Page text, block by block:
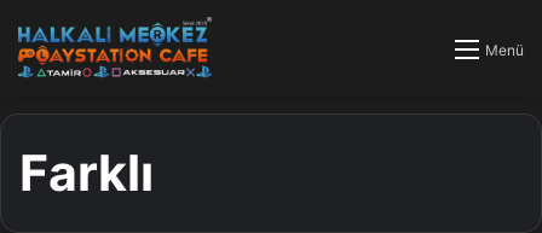
Menü
Farklı